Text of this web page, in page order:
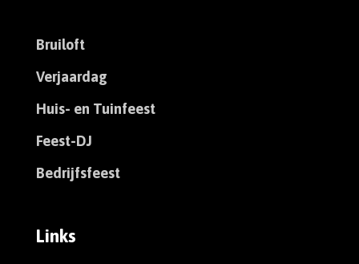
Bruiloft
Verjaardag
Huis- en Tuinfeest
Feest-DJ
Bedrijfsfeest
Links